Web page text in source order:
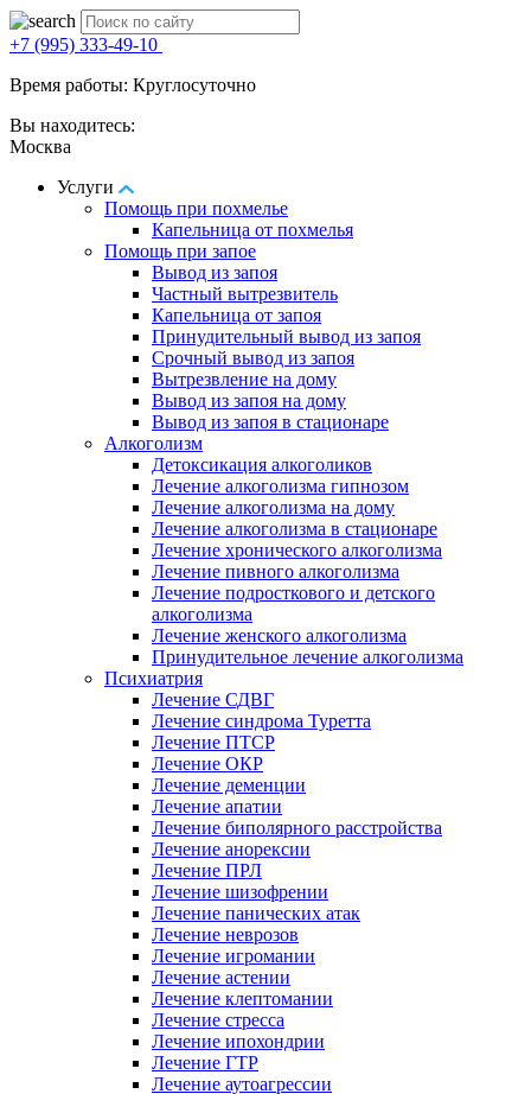
+7 (995) 333-49-10
Время работы: Круглосуточно
Вы находитесь:
Москва
Услуги
Помощь при похмелье
Капельница от похмелья
Помощь при запое
Вывод из запоя
Частный вытрезвитель
Капельница от запоя
Принудительный вывод из запоя
Срочный вывод из запоя
Вытрезвление на дому
Вывод из запоя на дому
Вывод из запоя в стационаре
Алкоголизм
Детоксикация алкоголиков
Лечение алкоголизма гипнозом
Лечение алкоголизма на дому
Лечение алкоголизма в стационаре
Лечение хронического алкоголизма
Лечение пивного алкоголизма
Лечение подросткового и детского
алкоголизма
Лечение женского алкоголизма
Принудительное лечение алкоголизма
Психиатрия
Лечение СДВГ
Лечение синдрома Туретта
Лечение ПТСР
Лечение ОКР
Лечение деменции
Лечение апатии
Лечение биполярного расстройства
Лечение анорексии
Лечение ПРЛ
Лечение шизофрении
Лечение панических атак
Лечение неврозов
Лечение игромании
Лечение астении
Лечение клептомании
Лечение стресса
Лечение ипохондрии
Лечение ГТР
Лечение аутоагрессии